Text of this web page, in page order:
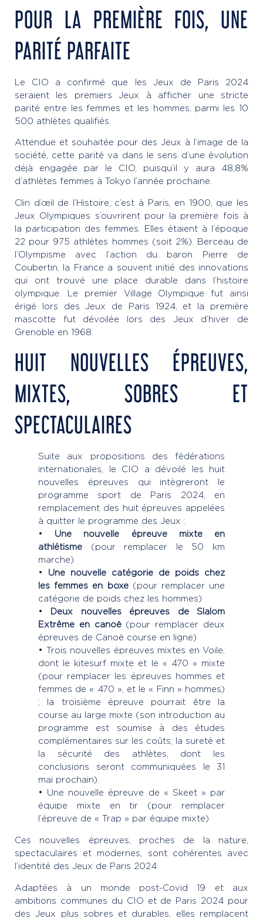
POUR LA PREMIÈRE FOIS, UNE
PARITÉ PARFAITE
Le CIO a confirmé que les Jeux de Paris 2024
seraient les premiers Jeux à afficher une stricte
parité entre les femmes et les hommes, parmi les 10
500 athlètes qualifiés.
Attendue et souhaitée pour des Jeux à l’image de la
société, cette parité va dans le sens d’une évolution
déjà engagée par le CIO, puisqu’il y aura 48,8%
d’athlètes femmes à Tokyo l’année prochaine.
Clin d’œil de l’Histoire, c’est à Paris, en 1900, que les
Jeux Olympiques s’ouvrirent pour la première fois à
la participation des femmes. Elles étaient à l’époque
22 pour 975 athlètes hommes (soit 2%). Berceau de
l’Olympisme avec l’action du baron Pierre de
Coubertin, la France a souvent initié des innovations
qui ont trouvé une place durable dans l’histoire
olympique. Le premier Village Olympique fut ainsi
érigé lors des Jeux de Paris 1924, et la première
mascotte fut dévoilée lors des Jeux d’hiver de
Grenoble en 1968.
HUIT NOUVELLES ÉPREUVES,
MIXTES, SOBRES ET
SPECTACULAIRES
Suite aux propositions des fédérations
internationales, le CIO a dévoilé les huit
nouvelles épreuves qui intègreront le
programme sport de Paris 2024, en
remplacement des huit épreuves appelées
à quitter le programme des Jeux :
• Une nouvelle épreuve mixte en
athlétisme (pour remplacer le 50 km
marche)
• Une nouvelle catégorie de poids chez
les femmes en boxe(pour remplacer une
catégorie de poids chez les hommes)
•
Deux nouvelles épreuves de Slalom
Extrême en canoë(pour remplacer deux
épreuves de Canoë course en ligne)
• Trois nouvelles épreuves mixtes en Voile,
dont le kitesurf mixte et le « 470 » mixte
(pour remplacer les épreuves hommes et
femmes de « 470 », et le « Finn » hommes)
; la troisième épreuve pourrait être la
course au large mixte (son introduction au
programme est soumise à des études
complémentaires sur les coûts, la sureté et
la sécurité des athlètes, dont les
conclusions seront communiquées le 31
mai prochain).
• Une nouvelle épreuve de « Skeet » par
équipe mixte en tir (pour remplacer
l’épreuve de « Trap » par équipe mixte)
Ces nouvelles épreuves, proches de la nature,
spectaculaires et modernes, sont cohérentes avec
l’identité des Jeux de Paris 2024.
Adaptées à un monde post-Covid 19 et aux
ambitions communes du CIO et de Paris 2024 pour
des Jeux plus sobres et durables, elles remplacent